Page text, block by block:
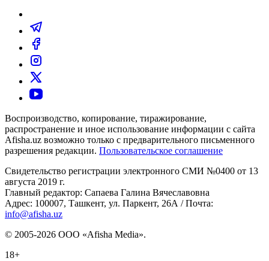
Воспроизводство, копирование, тиражирование,
распространение и иное использование информации с сайта
Afisha.uz возможно только с предварительного письменного
разрешения редакции. Пользовательское соглашение
Свидетельство регистрации электронного СМИ №0400 от 13
августа 2019 г.
Главный редактор: Сапаева Галина Вячеславовна
Адрес: 100007, Ташкент, ул. Паркент, 26А / Почта:
info@afisha.uz
© 2005-2026 ООО «Afisha Media».
18+